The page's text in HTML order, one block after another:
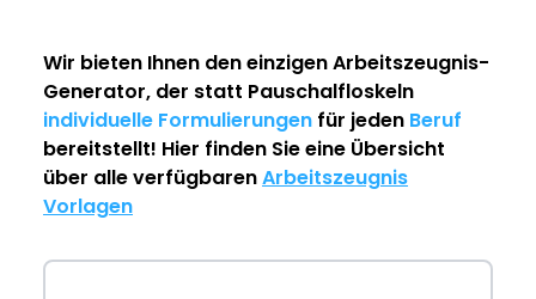
Wir bieten Ihnen den einzigenArbeitszeugnis-
Generator, der statt Pauschalfloskeln
individuelle Formulierungen für jeden Beruf
bereitstellt! Hier finden Sie eine Übersicht
über alle verfügbarenArbeitszeugnis
Vorlagen